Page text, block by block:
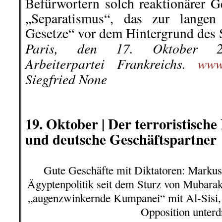
„Separatismus“, das zur
Gesetze“ vor dem Hintergrund
Paris, den 17. Oktober
Arbeiterpartei Frankreichs.
Siegfried None
19. Oktober |Der
und deutsche Geschäftspartner
Gute Geschäfte mit Diktatoren:
Ägyptenpolitik seit dem Sturz von
„augenzwinkernde Kumpanei“ mit Al-
Opposition